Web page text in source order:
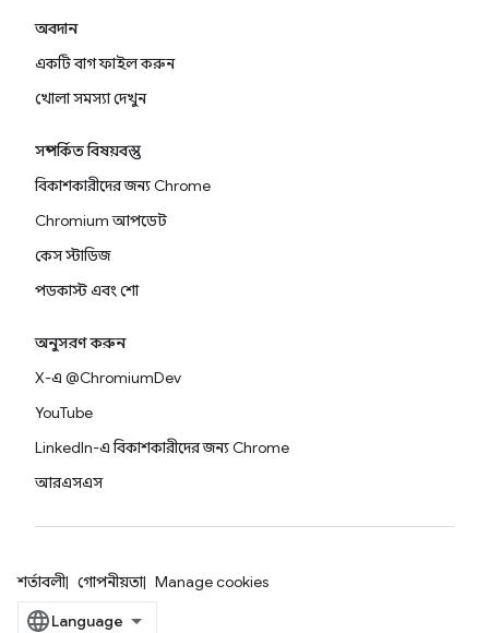
অবদান
একটি বাগ ফাইল করুন
খোলা সমস্যা দেখুন
সম্পর্কিত বিষয়বস্তু
বিকাশকারীদের জন্য Chrome
Chromium আপডেট
কেস স্টাডিজ
পডকাস্ট এবং শো
অনুসরণ করুন
X-এ @ChromiumDev
YouTube
LinkedIn-এ বিকাশকারীদের জন্য Chrome
আরএসএস
শর্তাবলী গোপনীয়তা Manage cookies